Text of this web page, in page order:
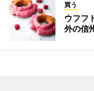
買う
ウフフ
外の信